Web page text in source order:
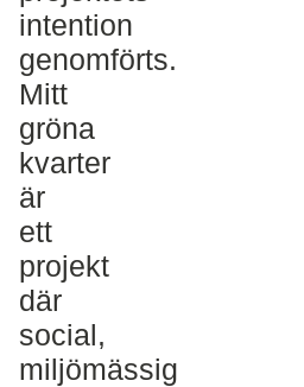
intention
genomförts.
Mitt
gröna
kvarter
är
ett
projekt
där
social,
miljömässig